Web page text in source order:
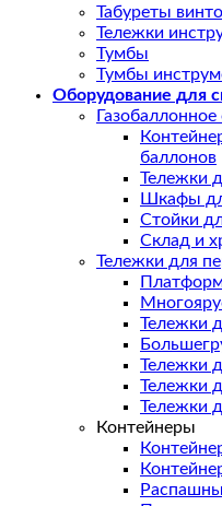
Табуреты
Тележки
Тумбы
Тумбы
Оборудование для
баллонов
Тележки
Шкафы
Стойки
Склад и
Тележки для
Тележки
Тележки
Тележки
Тележки
Контейнеры